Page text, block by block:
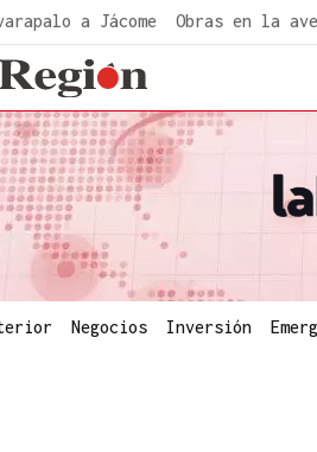
a Jácome Obras en la
Negocios Inversión